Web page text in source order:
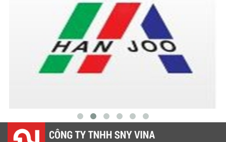
LƯỚI CHE NẮNG